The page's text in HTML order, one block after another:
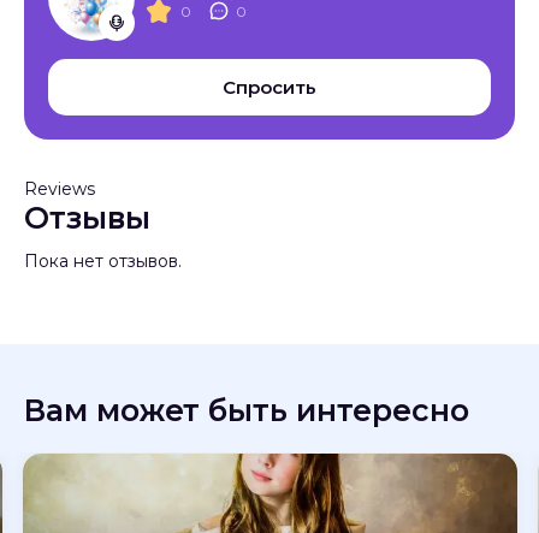
0 0
Спросить
Reviews
Отзывы
Пока нет отзывов.
Вам может быть интересно